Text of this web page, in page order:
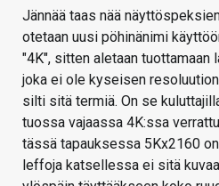
Jännää taas nää
otetaan uusi pöhinänimi
"4K", sitten aletaan tuottamaan
joka ei ole kyseisen
silti sitä termiä. On se
tuossa vajaassa 4K:ssa
tässä tapauksessa 5Kx2160
leffoja katsellessa ei sitä